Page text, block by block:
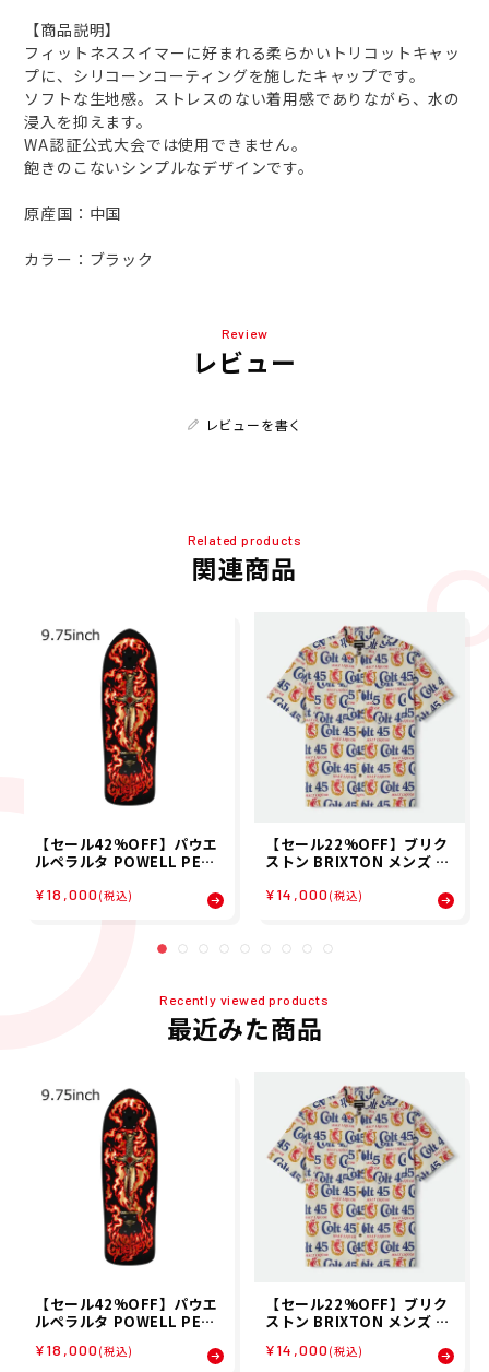
【商品説明】
フィットネススイマーに好まれる柔らかいトリコットキャッ
プに、シリコーンコーティングを施したキャップです。
ソフトな生地感。ストレスのない着用感でありながら、水の
浸入を抑えます。
WA認証公式大会では使用できません。
飽きのこないシンプルなデザインです。
原産国：中国
カラー：ブラック
Review
レビュー
レビューを書く
Related products
関連商品
【セール42%OFF】パウエ
ルペラルタ POWELL PERA
ド デッキ 板 LTD TOMMY
GURRERO 16 31210066
¥18,000 (税込)
【セール22%OFF】ブリク
ストン BRIXTON メンズ 半
ON S/S WVN 01506 26SP
¥14,000 (税込)
Recently viewed products
最近みた商品
【セール42%OFF】パウエ
ルペラルタ POWELL PERA
ド デッキ 板 LTD TOMMY
¥18,000 (税込)
【セール22%OFF】ブリク
ストン BRIXTON メンズ 半
ON S/S WVN 01506 26SP
¥14,000 (税込)